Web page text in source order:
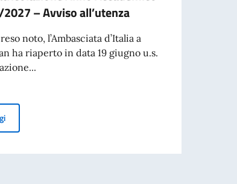
di collaboratore amministrativo nel settore traduzione ed
1 impiegato da adibire ai servizi di collaboratore
– Avviso all’utenza
noto, l’Ambasciata d’Italia a
ha riaperto in data 19 giugno u.s.
Domande di visto per Studio – Immatricolazione Anno